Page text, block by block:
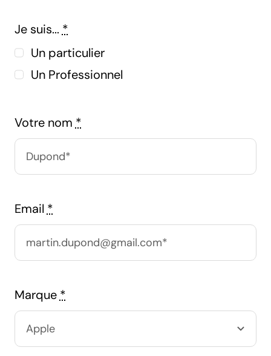
Je suis... *
Un particulier
Un Professionnel
Votre nom *
Email *
Marque *